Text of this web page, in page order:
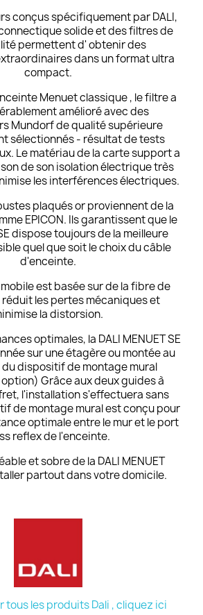
conçus spécifiquement par DALI,
solide et des filtres de
permettent d' obtenir des
dans un format ultra
compact.
Menuet classique , le filtre a
amélioré avec des
Mundorf de qualité supérieure
sélectionnés - résultat de tests
Le matériau de la carte support a
de son isolation électrique très
les interférences électriques.
plaqués or proviennent de la
EPICON. Ils garantissent que le
dispose toujours de la meilleure
quel que soit le choix du câble
d'enceinte.
est basée sur de la fibre de
réduit les pertes mécaniques et
la distorsion.
optimales, la DALI MENUET SE
sur une étagère ou montée au
du dispositif de montage mural
Grâce aux deux guides à
l'installation s'effectuera sans
de montage mural est conçu pour
optimale entre le mur et le port
reflex de l'enceinte.
et sobre de la DALI MENUET
partout dans votre domicile.
tous les produits Dali , cliquez ici